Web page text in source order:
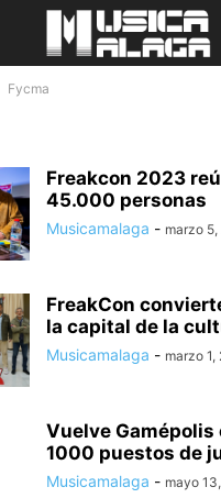
Fycma
Freakcon 2023
45.000 personas
Musicamalaga - marzo
FreakCon
la capital de la
Musicamalaga - marzo 1,
Vuelve Gamépolis
1000 puestos de
Musicamalaga - mayo